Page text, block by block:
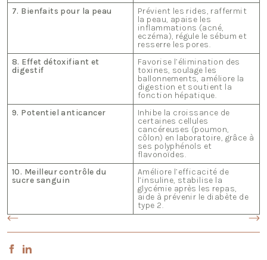
7. Bienfaits pour la peau
Prévient les rides, raffermit
la peau, apaise les
inflammations (acné,
eczéma), régule le sébum et
resserre les pores.
8. Effet détoxifiant et
digestif
Favorise l’élimination des
toxines, soulage les
ballonnements, améliore la
digestion et soutient la
fonction hépatique.
9. Potentiel anticancer
Inhibe la croissance de
certaines cellules
cancéreuses (poumon,
côlon) en laboratoire, grâce à
ses polyphénols et
flavonoïdes.
10. Meilleur contrôle du
sucre sanguin
Améliore l’efficacité de
l’insuline, stabilise la
glycémie après les repas,
aide à prévenir le diabète de
type 2.